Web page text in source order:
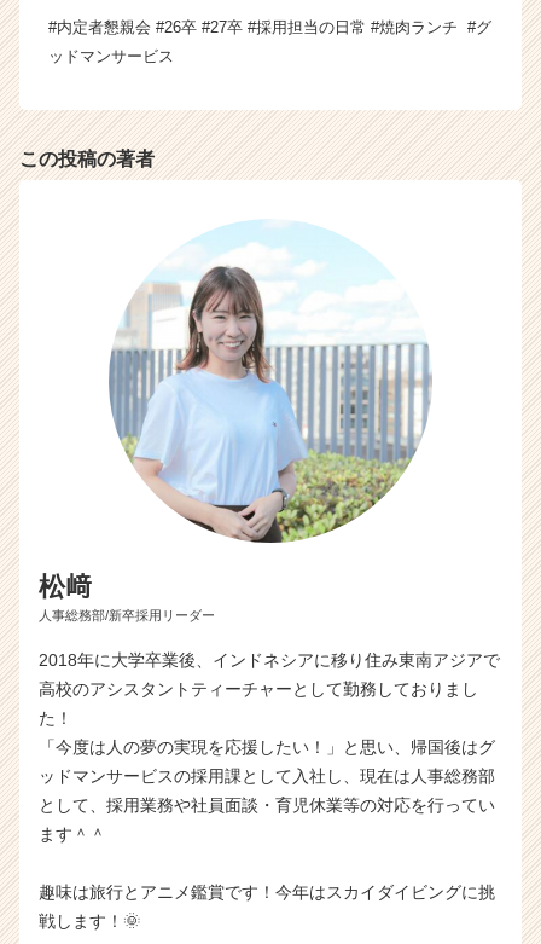
イ
リ
（C
e
e
r
C
r）
#内定者懇親会 #26卒 #27卒 #採用担当の日常 #焼肉ランチ #グ
ッドマンサービス
この投稿の著者
松﨑
人事総務部/新卒採用リーダー
2018年に大学卒業後、インドネシアに移り住み東南アジアで
高校のアシスタントティーチャーとして勤務しておりまし
た！
「今度は人の夢の実現を応援したい！」と思い、帰国後はグ
ッドマンサービスの採用課として入社し、現在は人事総務部
として、採用業務や社員面談・育児休業等の対応を行ってい
ます＾＾
趣味は旅行とアニメ鑑賞です！今年はスカイダイビングに挑
戦します！🌞